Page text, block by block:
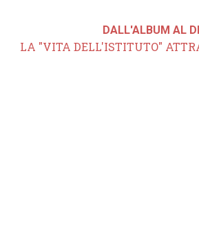
DALL'ALBUM AL
LA "VITA DELL'ISTITUTO"